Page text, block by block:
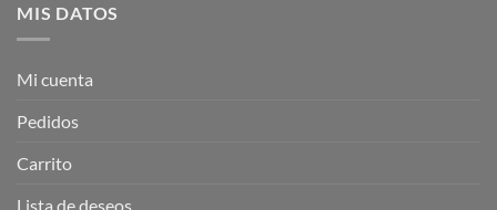
MIS DATOS
Mi cuenta
Pedidos
Carrito
Lista de deseos